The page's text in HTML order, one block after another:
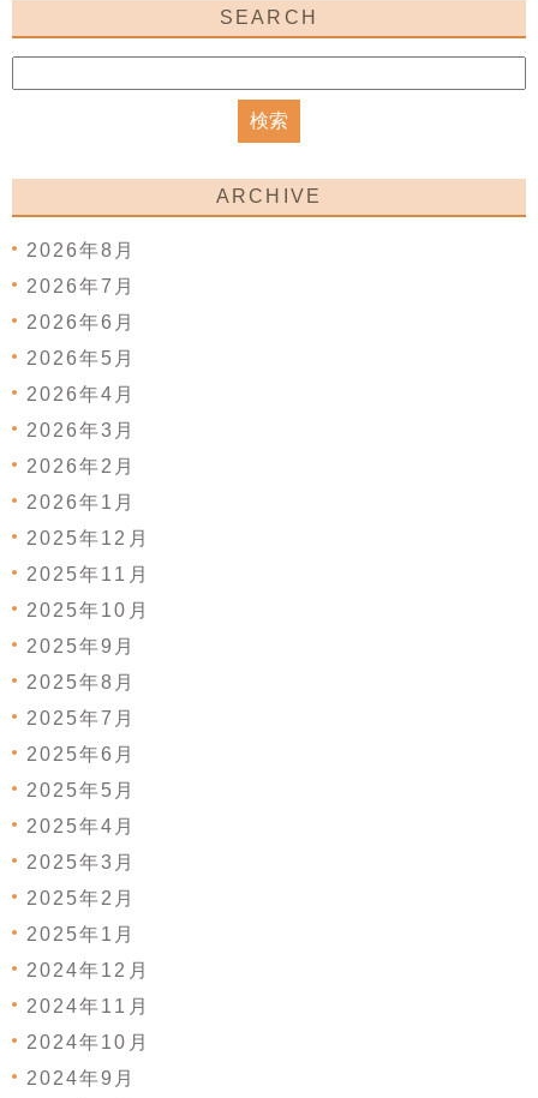
SEARCH
ARCHIVE
2026年8月
2026年7月
2026年6月
2026年5月
2026年4月
2026年3月
2026年2月
2026年1月
2025年12月
2025年11月
2025年10月
2025年9月
2025年8月
2025年7月
2025年6月
2025年5月
2025年4月
2025年3月
2025年2月
2025年1月
2024年12月
2024年11月
2024年10月
2024年9月